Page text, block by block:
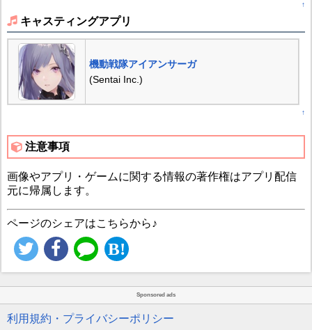
↑
キャスティングアプリ
機動戦隊アイアンサーガ
(Sentai Inc.)
↑
注意事項
画像やアプリ・ゲームに関する情報の著作権はアプリ配信
元に帰属します。
ページのシェアはこちらから♪
Sponsored ads
利用規約・プライバシーポリシー